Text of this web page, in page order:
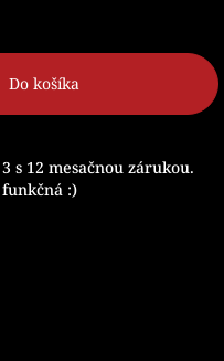
Do košíka
s 12 mesačnou zárukou.
:)